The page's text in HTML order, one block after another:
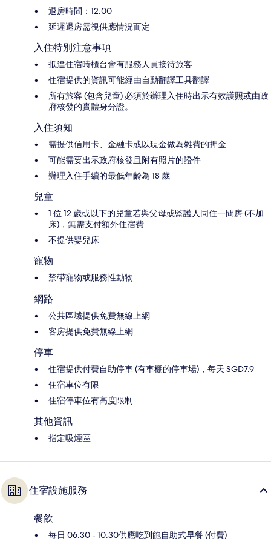
退房時間：12:00
延遲退房需視供應情況而定
入住特別注意事項
抵達住宿時櫃台會有服務人員接待旅客
住宿提供的資訊可能經由自動翻譯工具翻譯
所有旅客 (包含兒童) 必須於辦理入住時出示有效護照或由政
府核發的實體身分證。
入住須知
需提供信用卡、金融卡或以現金做為雜費的押金
可能需要出示政府核發且附有照片的證件
辦理入住手續的最低年齡為 18 歲
兒童
1 位 12 歲或以下的兒童若與父母或監護人同住一間房 (不加
床)，無需支付額外住宿費
不提供嬰兒床
寵物
禁帶寵物或服務性動物
網路
公共區域提供免費無線上網
客房提供免費無線上網
停車
住宿提供付費自助停車 (有車棚的停車場)，每天 SGD7.9
住宿車位有限
住宿停車位有高度限制
其他資訊
指定吸煙區
住宿設施服務
餐飲
每日 06:30 - 10:30供應吃到飽自助式早餐 (付費)